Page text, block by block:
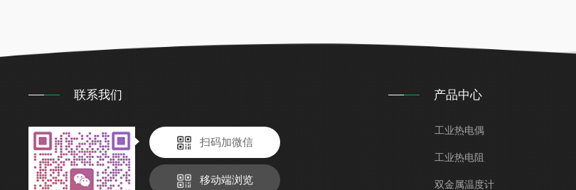
联系我们
扫码加微信
移动端浏览
产品中心
工业热电偶
工业热电阻
双金属温度计